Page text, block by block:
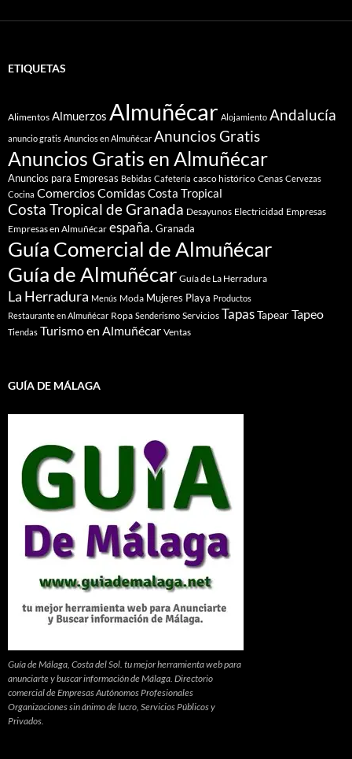
ETIQUETAS
Alimentos Almuerzos Almuñécar Alojamiento Andalucía
anuncio gratis Anuncios en Almuñécar Anuncios Gratis
Anuncios Gratis en Almuñécar
Anuncios para Empresas Bebidas Cafetería casco histórico Cenas Cervezas
Cocina ComerciosComidasCosta Tropical
Costa Tropical de Granada Desayunos Electricidad Empresas
Empresas en Almuñécar españa. Granada
Guía Comercial de Almuñécar
Guía de Almuñécar Guía de La Herradura
La Herradura Menús Moda Mujeres Playa Productos
Restaurante en Almuñécar Ropa Senderismo Servicios TapasTapearTapeo
Tiendas Turismo en Almuñécar Ventas
GUÍA DE MÁLAGA
Guía de Málaga, Costa del Sol. tu mejor herramienta web para
anunciarte y buscar información de Málaga. Directorio
comercial de Empresas Autónomos Profesionales
Organizaciones sin ánimo de lucro, Servicios Públicos y
Privados.